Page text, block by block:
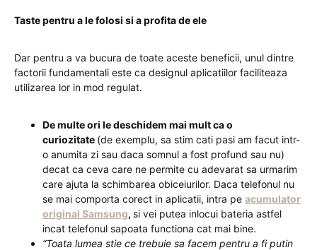
Taste pentru a le folosi si a profita de ele
Dar pentru a va bucura de toate aceste beneficii, unul dintre
factorii fundamentali este ca designul aplicatiilor faciliteaza
utilizarea lor in mod regulat.
De multe ori le deschidem mai mult ca o
curiozitate (de exemplu, sa stim cati pasi am facut intr-
o anumita zi sau daca somnul a fost profund sau nu)
decat ca ceva care ne permite cu adevarat sa urmarim
care ajuta la schimbarea obiceiurilor. Daca telefonul nu
se mai comporta corect in aplicatii, intra pe acumulator
original Samsung, si vei putea inlocui bateria astfel
incat telefonul sapoata functiona cat mai bine.
“Toata lumea stie ce trebuie sa facem pentru a fi putin